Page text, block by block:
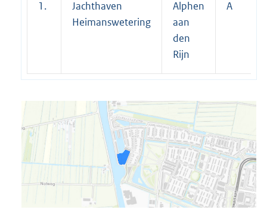
1.
Jachthaven
Heimanswetering
Alphen
aan
den
Rijn
A